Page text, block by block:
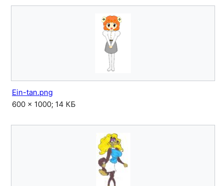
Ein-tan.png
600 × 1000; 14 КБ